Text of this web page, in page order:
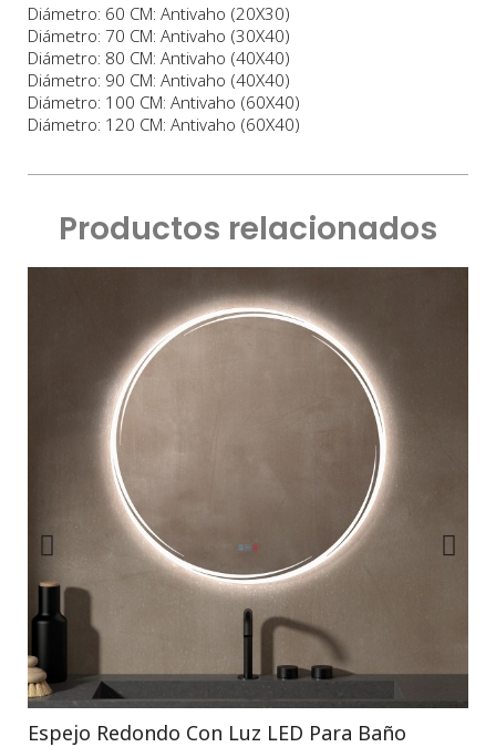
Diámetro: 60 CM: Antivaho (20X30)
Diámetro: 70 CM: Antivaho (30X40)
Diámetro: 80 CM: Antivaho (40X40)
Diámetro: 90 CM: Antivaho (40X40)
Diámetro: 100 CM: Antivaho (60X40)
Diámetro: 120 CM: Antivaho (60X40)
Productos relacionados
Espejo Redondo Con Luz LED Para Baño